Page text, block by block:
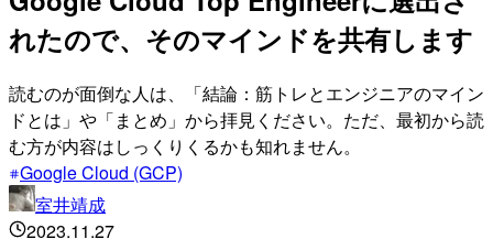
れたので、そのマインドを共有します
読むのが面倒な人は、「結論：筋トレとエンジニアのマイン
ドとは」や「まとめ」から拝見ください。ただ、最初から読
む方が内容はしっくりくるかも知れません。
Google Cloud (GCP)
室井靖成
2023.11.27